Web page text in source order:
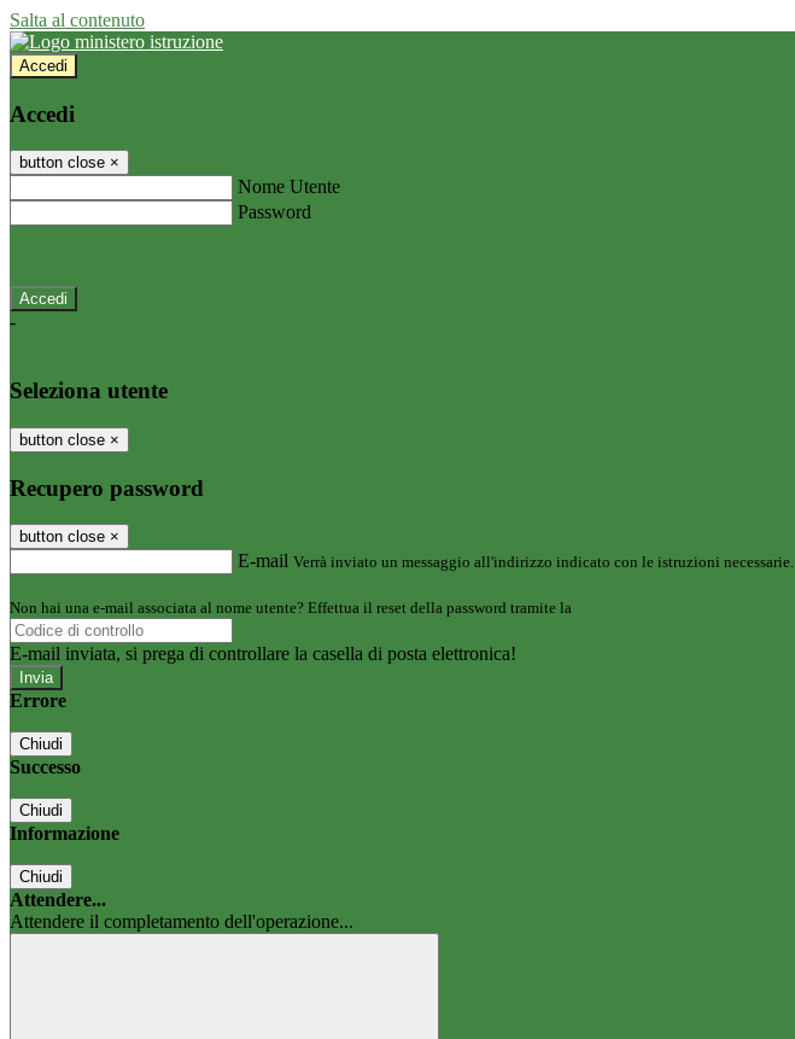
Salta al contenuto
Accedi
Accedi
button close ×
Nome Utente
Password
-
Seleziona utente
button close ×
Recupero password
button close ×
E-mail Verrà inviato un messaggio all'indirizzo indicato con le istruzioni necessarie.
Non hai una e-mail associata al nome utente? Effettua il reset della password tramite la
E-mail inviata, si prega di controllare la casella di posta elettronica!
Errore
Chiudi
Successo
Chiudi
Informazione
Chiudi
Attendere...
Attendere il completamento dell'operazione...